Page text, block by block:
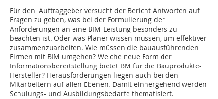
Für den Auftraggeber versucht der Bericht Antworten auf
Fragen zu geben, was bei der Formulierung der
Anforderungen an eine BIM-Leistung besonders zu
beachten ist. Oder was Planer wissen müssen, um effektiver
zusammenzuarbeiten. Wie müssen die bauausführenden
Firmen mit BIM umgehen? Welche neue Form der
Informationsbereitstellung bietet BM für die Bauprodukte-
Hersteller? Herausforderungen liegen auch bei den
Mitarbeitern auf allen Ebenen. Damit einhergehend werden
Schulungs- und Ausbildungsbedarfe thematisiert.